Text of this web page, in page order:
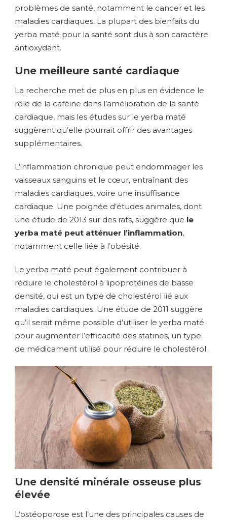
problèmes de santé, notamment le cancer et les
maladies cardiaques. La plupart des bienfaits du
yerba maté pour la santé sont dus à son caractère
antioxydant.
Une meilleure santé cardiaque
La recherche met de plus en plus en évidence le
rôle de la caféine dans l’amélioration de la santé
cardiaque, mais les études sur le yerba maté
suggèrent qu’elle pourrait offrir des avantages
supplémentaires.
L’inflammation chronique peut endommager les
vaisseaux sanguins et le cœur, entraînant des
maladies cardiaques, voire une insuffisance
cardiaque. Une poignée d’études animales, dont
une étude de 2013 sur des rats, suggère que le
yerba maté peut atténuer l’inflammation,
notamment celle liée à l’obésité.
Le yerba maté peut également contribuer à
réduire le cholestérol à lipoprotéines de basse
densité, qui est un type de cholestérol lié aux
maladies cardiaques. Une étude de 2011 suggère
qu’il serait même possible d’utiliser le yerba maté
pour augmenter l’efficacité des statines, un type
de médicament utilisé pour réduire le cholestérol.
Une densité minérale osseuse plus
élevée
L’ostéoporose est l’une des principales causes de